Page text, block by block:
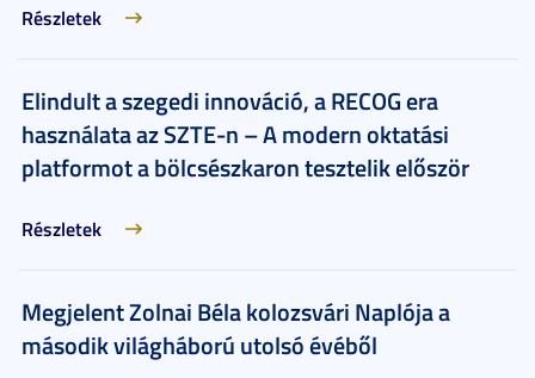
Részletek
Elindult a szegedi innováció, a RECOG era
használata az SZTE-n – A modern oktatási
platformot a bölcsészkaron tesztelik először
Részletek
Megjelent Zolnai Béla kolozsvári Naplója a
második világháború utolsó évéből